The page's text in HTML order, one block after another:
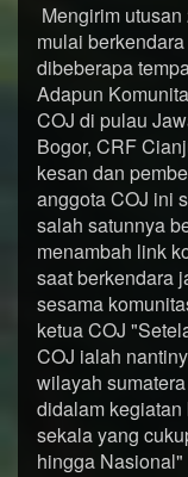
Mengirim
mulai
dibeberapa
Adapun
COJ di pulau
Bogor, CRF
kesan dan
anggota COJ ini
salah satunnya
menambah link
saat berkendara
sesama
ketua COJ
COJ ialah
wilayah
didalam
sekala yang
hingga